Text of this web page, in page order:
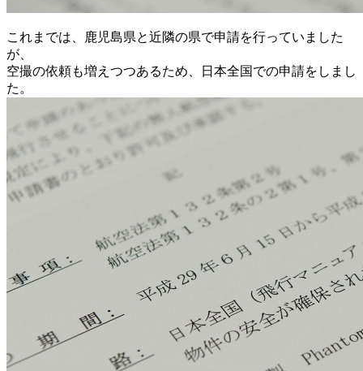
これまでは、鹿児島県と近隣の県で申請を行っていました
が、
空撮の依頼も増えつつあるため、日本全国での申請をしまし
た。